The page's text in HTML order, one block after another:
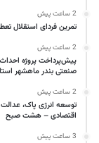
2 ساعت پیش
تمرین فردای استقلال
2 ساعت پیش
پیش‌پرداخت پروژه
صنعتی بندر ماهشهر
2 ساعت پیش
توسعه انرژی پاک،
اقتصادی – هشت صبح
3 ساعت پیش